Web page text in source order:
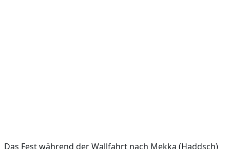
Das Fest während der Wallfahrt nach Mekka (Haddsch)